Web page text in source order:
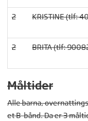
2 KRISTINE (tlf:
2 BRITA (tlf:
Måltider
Alle barna,
et B-bånd. Da er 3